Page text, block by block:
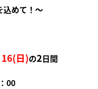
込めて！～
日)の2日間
00